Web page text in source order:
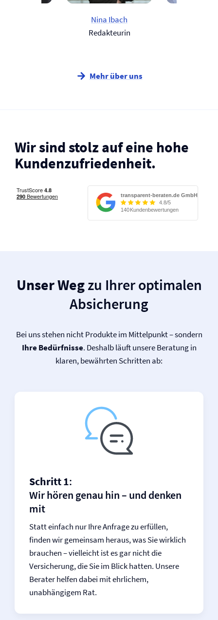
Nina Ibach
Redakteurin
Mehr über uns
Wir sind stolz auf eine hohe
Kunden­zufriedenheit.
Unser Wegzu Ihrer optimalen
Absicherung
Bei uns stehen nicht Produkte im Mittelpunkt – sondern
Ihre Bedürfnisse. Deshalb läuft unsere Beratung in
klaren, bewährten Schritten ab:
Schritt 1:
Wir hören genau hin – und denken
mit
Statt einfach nur Ihre Anfrage zu erfüllen,
finden wir gemeinsam heraus, was Sie wirklich
brauchen – vielleicht ist es gar nicht die
Versicherung, die Sie im Blick hatten. Unsere
Berater helfen dabei mit ehrlichem,
unabhängigem Rat.